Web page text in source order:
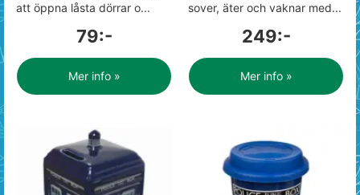
att öppna låsta dörrar o...
79:-
Mer info »
sover, äter och vaknar med...
249:-
Mer info »